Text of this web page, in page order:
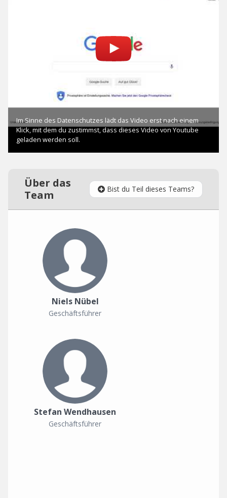
Über das
Team
Bist du Teil dieses Teams?
Niels Nübel
Geschäftsführer
Stefan Wendhausen
Geschäftsführer